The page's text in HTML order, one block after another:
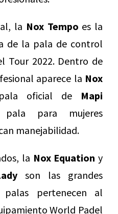
la Nox Tempo es la
de la pala de control
Tour 2022. Dentro de
aparece la Nox
oficial de Mapi
para mujeres
manejabilidad.
la Nox Equation y
son las grandes
palas pertenecen al
World Padel